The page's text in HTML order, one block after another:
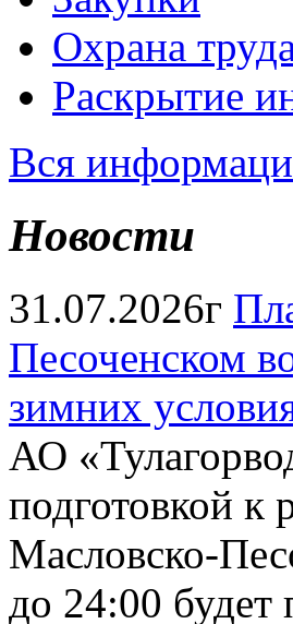
Охрана
Раскрытие
Вся
Новости
31.07.2026г
Песоченском
зимних
АО
подготовкой к
Масловско-
до 24:00 будет